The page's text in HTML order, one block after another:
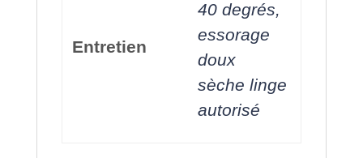
Entretien
40 degrés,
essorage
doux
sèche linge
autorisé